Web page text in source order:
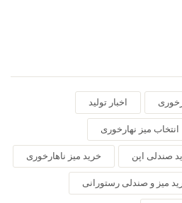
اخبار تولید
انتخاب میز نهارخوری
صندلی اپن خرید میز ناهارخوری
میز و صندلی رستورانی